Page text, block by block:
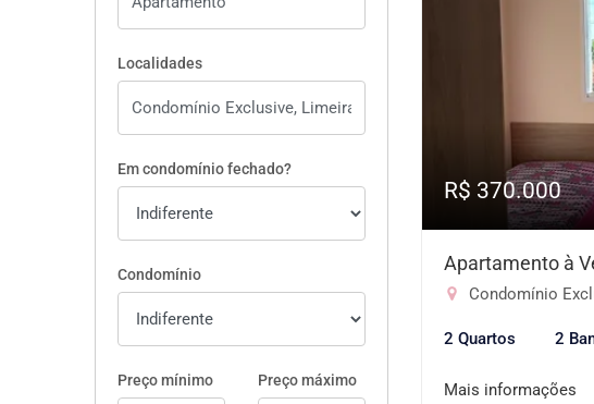
Localidades
Em condomínio fechado?
Condomínio
Preço mínimo Preço máximo
R$ 370.000
Apartamento à
Condomínio
2 Quartos 2
Mais informações